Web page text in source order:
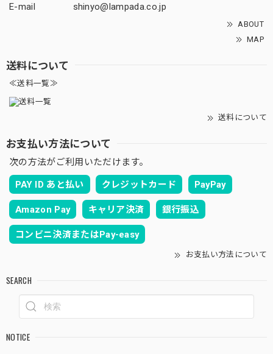
E-mail
shinyo@lampada.co.jp
ABOUT
MAP
送料について
≪送料一覧≫
送料について
お支払い方法について
次の方法がご利用いただけます。
PAY ID あと払い クレジットカード PayPay
Amazon Pay キャリア決済 銀行振込
コンビニ決済またはPay-easy
お支払い方法について
SEARCH
NOTICE